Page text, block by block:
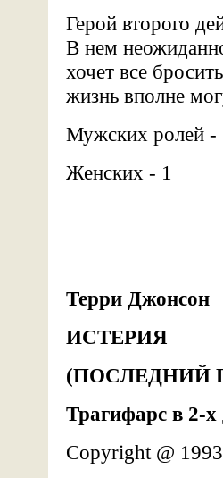
Герой второго
В нем
хочет все
жизнь вполне
Мужских ролей -
Женских - 1
Терри Джонсон
ИСТЕРИЯ
(ПОСЛЕДНИЙ
Трагифарс в 2-х
Copyright @